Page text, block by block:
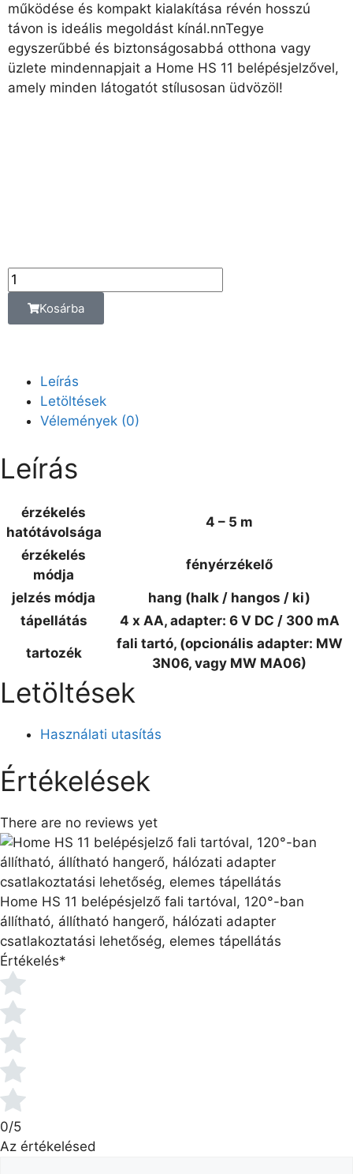
működése és kompakt kialakítása révén hosszú
távon is ideális megoldást kínál.nnTegye
egyszerűbbé és biztonságosabbá otthona vagy
üzlete mindennapjait a Home HS 11 belépésjelzővel,
amely minden látogatót stílusosan üdvözöl!
Kosárba
Leírás
Letöltések
Vélemények (0)
Leírás
érzékelés
hatótávolsága
4 – 5 m
érzékelés
módja
fényérzékelő
jelzés módja
hang (halk / hangos / ki)
tápellátás
4 x AA, adapter: 6 V DC / 300 mA
tartozék
fali tartó, (opcionális adapter: MW
3N06, vagy MW MA06)
Letöltések
Használati utasítás
Értékelések
There are no reviews yet
Home HS 11 belépésjelző fali tartóval, 120°-ban
állítható, állítható hangerő, hálózati adapter
csatlakoztatási lehetőség, elemes tápellátás
Értékelés*
0/5
Az értékelésed